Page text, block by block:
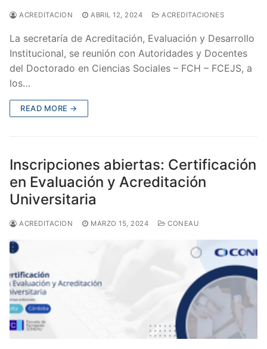
ACREDITACION ABRIL 12, 2024 ACREDITACIONES
La secretaría de Acreditación, Evaluación y Desarrollo
Institucional, se reunión con Autoridades y Docentes
del Doctorado en Ciencias Sociales – FCH – FCEJS, a
los…
READ MORE →
Inscripciones abiertas: Certificación
en Evaluación y Acreditación
Universitaria
ACREDITACION MARZO 15, 2024 CONEAU